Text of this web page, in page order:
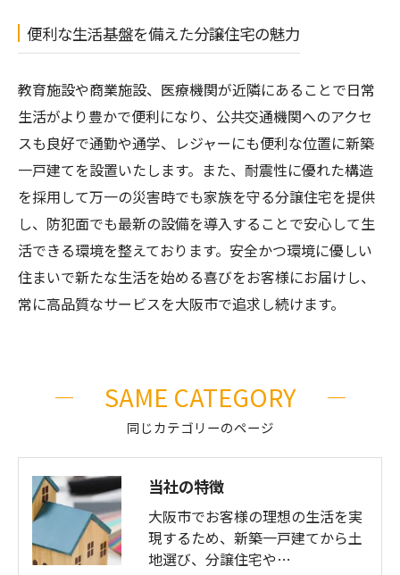
便利な生活基盤を備えた分譲住宅の魅力
教育施設や商業施設、医療機関が近隣にあることで日常
生活がより豊かで便利になり、公共交通機関へのアクセ
スも良好で通勤や通学、レジャーにも便利な位置に新築
一戸建てを設置いたします。また、耐震性に優れた構造
を採用して万一の災害時でも家族を守る分譲住宅を提供
し、防犯面でも最新の設備を導入することで安心して生
活できる環境を整えております。安全かつ環境に優しい
住まいで新たな生活を始める喜びをお客様にお届けし、
常に高品質なサービスを大阪市で追求し続けます。
同じカテゴリーのページ
SAME CATEGORY
当社の特徴
大阪市でお客様の理想の生活を実
現するため、新築一戸建てから土
地選び、分譲住宅や…